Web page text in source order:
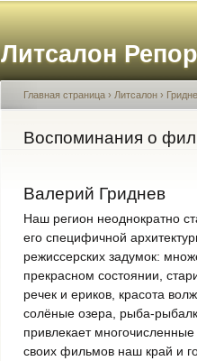
Литсалон
Вы здесь
Главная страница › Литсалон ›
Воспоминания о
Валерий Гриднев
Наш регион неоднократно
его специфичной
режиссерских задумок:
прекрасном состоянии,
речек и ериков, красота
солёные озера, рыба-
привлекает
своих фильмов наш край и